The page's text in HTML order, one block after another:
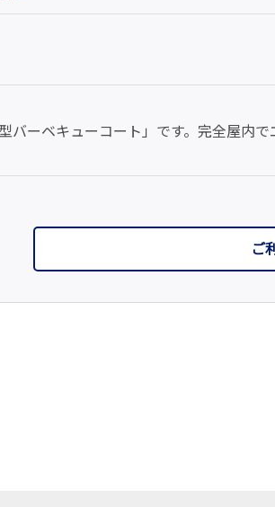
バーベキューコート」です。完全屋内
ご